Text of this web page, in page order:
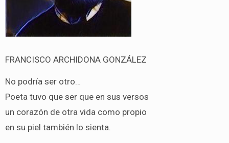
FRANCISCO ARCHIDONA GONZÁLEZ
No podría ser otro…
Poeta tuvo que ser que en sus versos
un corazón de otra vida como propio
en su piel también lo sienta.